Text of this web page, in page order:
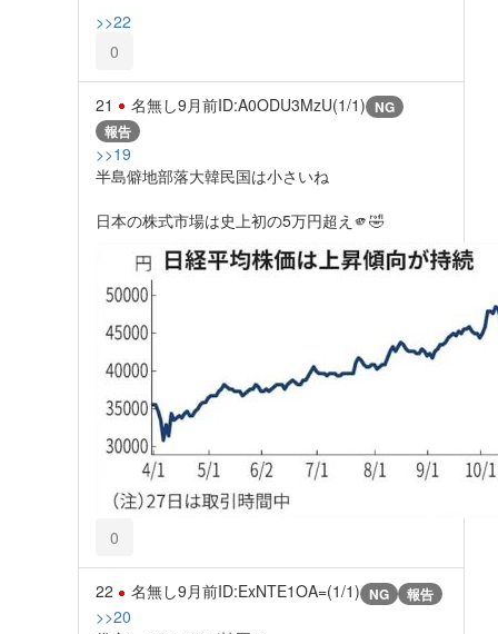
>>22
0
21 名無し9月前ID:A0ODU3MzU(1/1) NG
報告
>>19
半島僻地部落大韓民国は小さいね
日本の株式市場は史上初の5万円超え🫵🤣
0
22 名無し9月前ID:ExNTE1OA=(1/1) NG 報告
>>20